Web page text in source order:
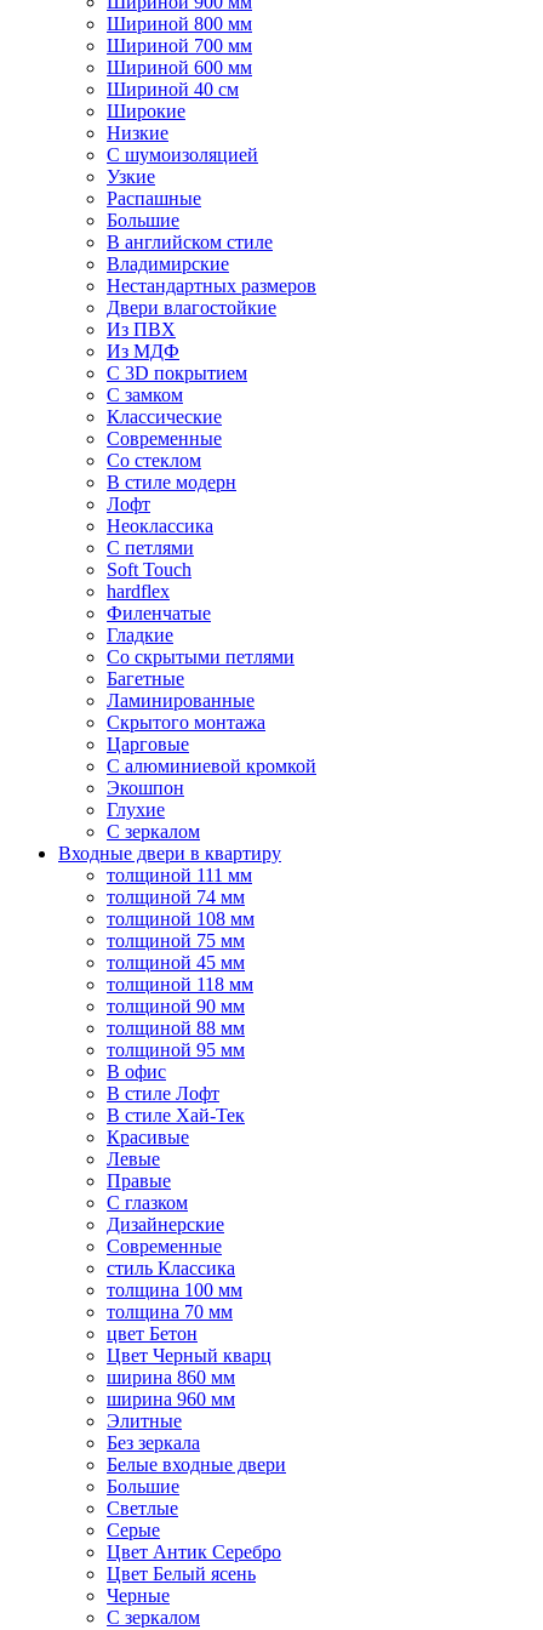
Шириной 800 мм
Шириной 700 мм
Шириной 600 мм
Шириной 40 см
Широкие
Низкие
С шумоизоляцией
Узкие
Распашные
Большие
В английском стиле
Владимирские
Нестандартных размеров
Двери влагостойкие
Из ПВХ
Из МДФ
С 3D покрытием
С замком
Классические
Современные
Со стеклом
В стиле модерн
Лофт
Неоклассика
С петлями
Soft Touch
hardflex
Филенчатые
Гладкие
Со скрытыми петлями
Багетные
Ламинированные
Скрытого монтажа
Царговые
С алюминиевой кромкой
Экошпон
Глухие
С зеркалом
Входные двери в квартиру
толщиной 111 мм
толщиной 74 мм
толщиной 108 мм
толщиной 75 мм
толщиной 45 мм
толщиной 118 мм
толщиной 90 мм
толщиной 88 мм
толщиной 95 мм
В офис
В стиле Лофт
В стиле Хай-Тек
Красивые
Левые
Правые
С глазком
Дизайнерские
Современные
стиль Классика
толщина 100 мм
толщина 70 мм
цвет Бетон
Цвет Черный кварц
ширина 860 мм
ширина 960 мм
Элитные
Без зеркала
Белые входные двери
Большие
Светлые
Серые
Цвет Антик Серебро
Цвет Белый ясень
Черные
С зеркалом